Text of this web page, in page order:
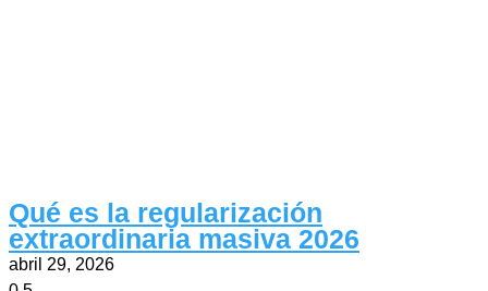
Qué es la regularización
extraordinaria masiva 2026
abril 29, 2026